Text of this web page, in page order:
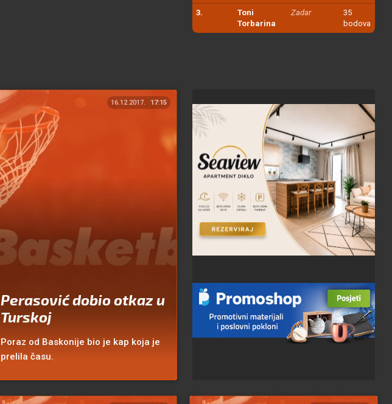
3.
Toni
Torbarina
Zadar
35
bodova
16.12.2017. 17:15
Perasović dobio otkaz u
Turskoj
Poraz od Baskonije bio je kap koja je
prelila času.